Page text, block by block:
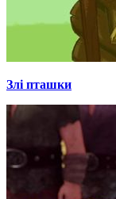
Злі пташки